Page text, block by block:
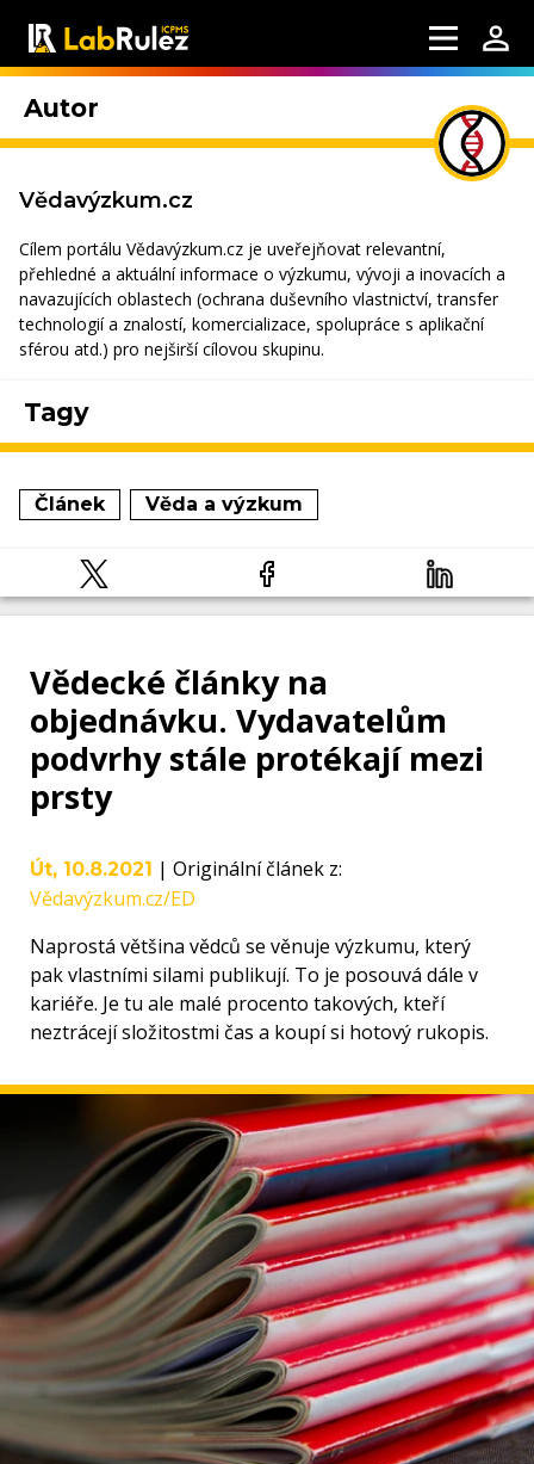
Autor
Vědavýzkum.cz
Cílem portálu Vědavýzkum.cz je uveřejňovat relevantní,
přehledné a aktuální informace o výzkumu, vývoji a inovacích a
navazujících oblastech (ochrana duševního vlastnictví, transfer
technologií a znalostí, komercializace, spolupráce s aplikační
sférou atd.) pro nejširší cílovou skupinu.
Tagy
Článek Věda a výzkum
Vědecké články na
objednávku. Vydavatelům
podvrhy stále protékají mezi
prsty
Út, 10.8.2021 | Originální článek z:
Vědavýzkum.cz/ED
Naprostá většina vědců se věnuje výzkumu, který
pak vlastními silami publikují. To je posouvá dále v
kariéře. Je tu ale malé procento takových, kteří
neztrácejí složitostmi čas a koupí si hotový rukopis.